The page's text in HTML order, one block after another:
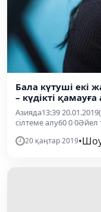
Бала күтуші екі
– күдікті
Азияда13:39
сілтеме алу60 0 0Әйел
20 қаңтар 2019•